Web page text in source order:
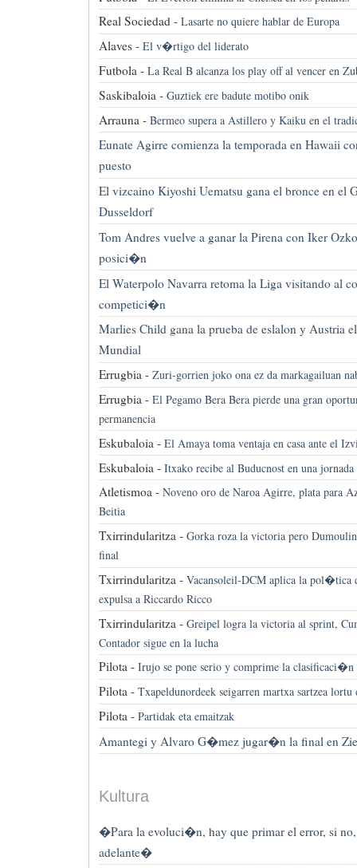
Real Sociedad - Lasarte no quiere hablar de Europa
Alaves - El v�rtigo del liderato
Futbola - La Real B alcanza los play off al vencer en
Saskibaloia - Guztiek ere badute motibo onik
Arrauna - Bermeo supera a Astillero y Kaiku en el
Eunate Agirre comienza la temporada en Hawaii
puesto
El vizcaino Kiyoshi Uematsu gana el bronce en el
Dusseldorf
Tom Andres vuelve a ganar la Pirena con Iker
posici�n
El Waterpolo Navarra retoma la Liga visitando al
competici�n
Marlies Child gana la prueba de eslalon y Austria
Mundial
Errugbia - Zuri-gorrien joko ona ez da markagailuan
Errugbia - El Pegamo Bera Bera pierde una gran
permanencia
Eskubaloia - El Amaya toma ventaja en casa ante el
Eskubaloia - Itxako recibe al Buducnost en una jornada
Atletismoa - Noveno oro de Naroa Agirre, plata para
Beitia
Txirrindularitza - Gorka roza la victoria pero Dumoulin
final
Txirrindularitza - Vacansoleil-DCM aplica la
expulsa a Riccardo Ricco
Txirrindularitza - Greipel logra la victoria al sprint,
Contador sigue en la lucha
Pilota - Irujo se pone serio y comprime la clasificaci�n
Pilota - Txapeldunordeek seigarren martxa sartzea lortu
Pilota - Partidak eta emaitzak
Amantegi y Alvaro G�mez jugar�n la final en
Kultura
�Para la evoluci�n, hay que primar el error, si no,
adelante�